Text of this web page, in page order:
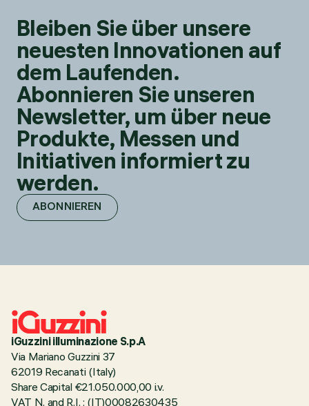
Bleiben Sie über unsere
neuesten Innovationen auf
dem Laufenden.
Abonnieren Sie unseren
Newsletter, um über neue
Produkte, Messen und
Initiativen informiert zu
werden.
ABONNIEREN
iGuzzini illuminazione S.p.A
Via Mariano Guzzini 37
62019 Recanati (Italy)
Share Capital €21.050.000,00 i.v.
VAT N. and R.I. : (IT)00082630435